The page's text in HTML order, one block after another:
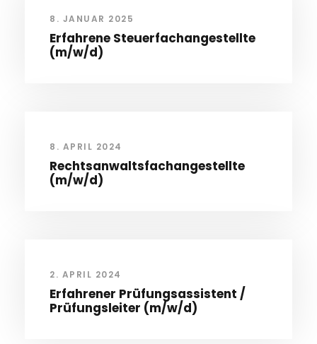
8. JANUAR 2025
Erfahrene Steuerfachangestellte
(m/w/d)
8. APRIL 2024
Rechtsanwaltsfachangestellte
(m/w/d)
2. APRIL 2024
Erfahrener Prüfungsassistent /
Prüfungsleiter (m/w/d)